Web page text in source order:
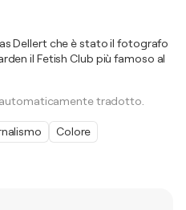
Dellert che è stato il fotografo
il Fetish Club più famoso al
tradotto.
Colore